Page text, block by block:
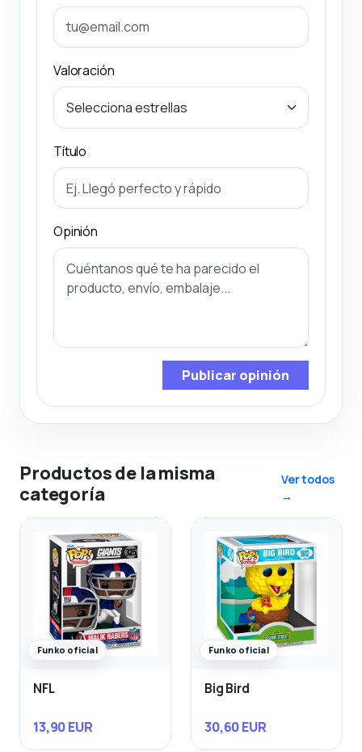
Valoración
Título
Opinión
Publicar opinión
Productos de la misma
categoría
Ver todos
→
Funko oficial
NFL
13,90 EUR
Funko oficial
Big Bird
30,60 EUR